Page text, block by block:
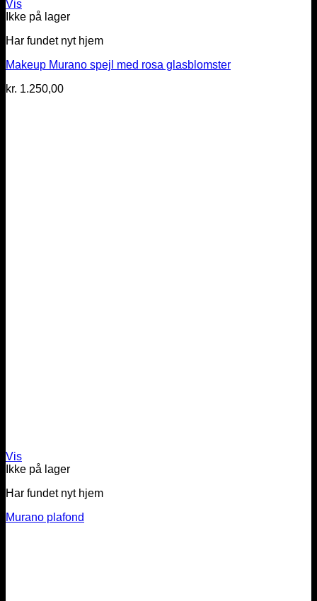
Vis
Ikke på lager
Har fundet nyt hjem
Makeup Murano spejl med rosa glasblomster
kr. 1.250,00
Vis
Ikke på lager
Har fundet nyt hjem
Murano plafond